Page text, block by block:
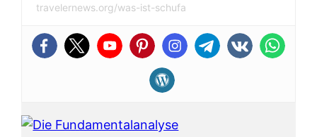
travelernews.org/was-ist-schufa